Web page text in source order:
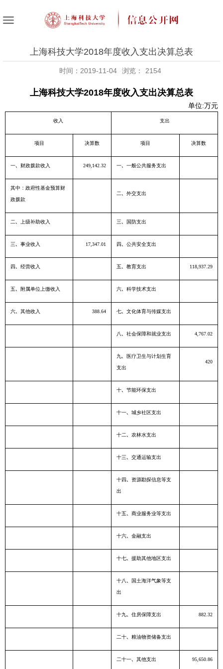
上海科技大学2018年度收入支出决算总表
时间：2019-11-04 浏览： 2154
上海科技大学2018年度收入支出决算总表
单位:万元
收入 支出
项目 决算数 项目 决算数
一、财政拨款收入 249,142.32 一、一般公共服务支出
其中：政府性基金预算财
政拨款
二、外交支出
二、上级补助收入 三、国防支出
三、事业收入 17,347.01 四、公共安全支出
四、经营收入 五、教育支出 118,937.29
五、附属单位上缴收入 六、科学技术支出
六、其他收入 388.64 七、文化体育与传媒支出
八、社会保障和就业支出 4,767.02
九、医疗卫生与计划生育
支出
420
十、节能环保支出
十一、城乡社区支出
十二、农林水支出
十三、交通运输支出
十四、资源勘探信息等支
出
十五、商业服务业等支出
十六、金融支出
十七、援助其他地区支出
十八、国土海洋气象等支
出
十九、住房保障支出 882.32
二十、粮油物资储备支出
二十一、其他支出 95,650.86